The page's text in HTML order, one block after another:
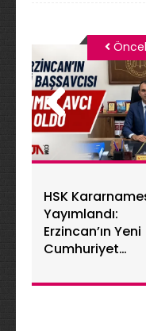
HSK
Yayımlandı:
Erzincan’ın Yeni
Cumhuriyet
Mehmet Avcı